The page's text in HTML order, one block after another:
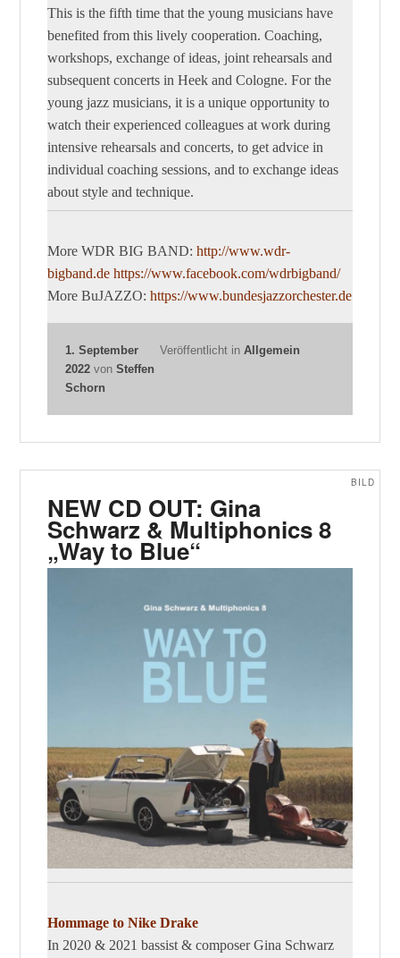
This is the fifth time that the young musicians have
benefited from this lively cooperation. Coaching,
workshops, exchange of ideas, joint rehearsals and
subsequent concerts in Heek and Cologne. For the
young jazz musicians, it is a unique opportunity to
watch their experienced colleagues at work during
intensive rehearsals and concerts, to get advice in
individual coaching sessions, and to exchange ideas
about style and technique.
More WDR BIG BAND:http://www.wdr-
bigband.de https://www.facebook.com/wdrbigband/
More BuJAZZO:https://www.bundesjazzorchester.de
1. September
2022 vonSteffen
Schorn
Veröffentlicht in Allgemein
NEW CD OUT: Gina
Schwarz & Multiphonics 8
„Way to Blue“
BILD
Hommage to Nike Drake
In 2020 & 2021 bassist & composer Gina Schwarz